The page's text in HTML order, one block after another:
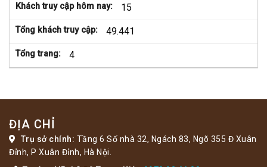
Khách truy cập hôm nay: 15
Tổng khách truy cập: 49.441
Tổng trang: 4
ĐỊA CHỈ
Trụ sở chính: Tầng 6 Số nhà 32, Ngách 83, Ngõ 355 Đ Xuân
Đỉnh, P Xuân Đỉnh, Hà Nội.